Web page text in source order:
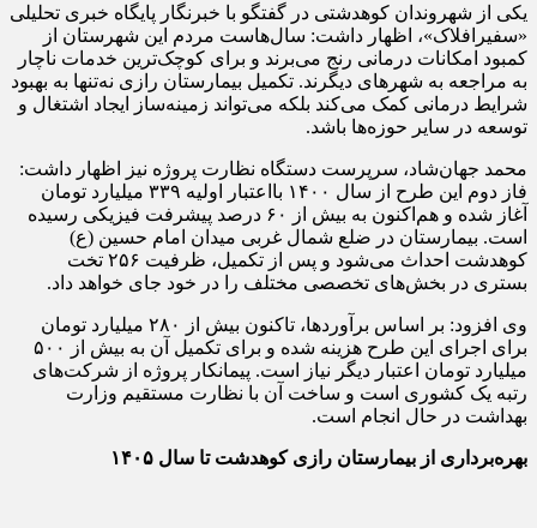
یکی از شهروندان کوهدشتی در گفتگو با خبرنگار پایگاه خبری تحلیلی
«سفیرافلاک»، اظهار داشت: سال‌هاست مردم این شهرستان از
کمبود امکانات درمانی رنج می‌برند و برای کوچک‌ترین خدمات ناچار
به مراجعه به شهرهای دیگرند. تکمیل بیمارستان رازی نه‌تنها به بهبود
شرایط درمانی کمک می‌کند بلکه می‌تواند زمینه‌ساز ایجاد اشتغال و
توسعه در سایر حوزه‌ها باشد.
محمد جهان‌شاد، سرپرست دستگاه نظارت پروژه نیز اظهار داشت:
فاز دوم این طرح از سال ۱۴۰۰ بااعتبار اولیه ۳۳۹ میلیارد تومان
آغاز شده و هم‌اکنون به بیش از ۶۰ درصد پیشرفت فیزیکی رسیده
است. بیمارستان در ضلع شمال غربی میدان امام حسین (ع)
کوهدشت احداث می‌شود و پس از تکمیل، ظرفیت ۲۵۶ تخت
بستری در بخش‌های تخصصی مختلف را در خود جای خواهد داد.
وی افزود: بر اساس برآوردها، تاکنون بیش از ۲۸۰ میلیارد تومان
برای اجرای این طرح هزینه شده و برای تکمیل آن به بیش از ۵۰۰
میلیارد تومان اعتبار دیگر نیاز است. پیمانکار پروژه از شرکت‌های
رتبه یک کشوری است و ساخت آن با نظارت مستقیم وزارت
بهداشت در حال انجام است.
بهره‌برداری از بیمارستان رازی کوهدشت تا سال ۱۴۰۵